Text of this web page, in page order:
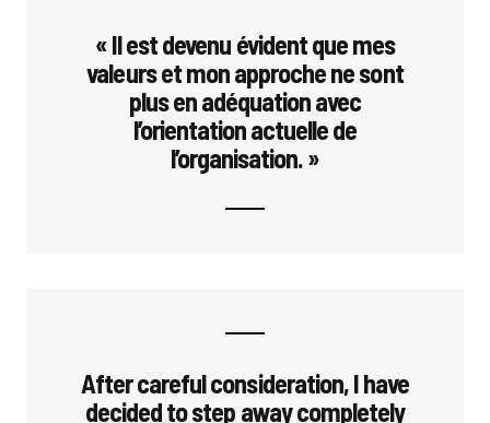
« Il est devenu évident que mes
valeurs et mon approche ne sont
plus en adéquation avec
l’orientation actuelle de
l’organisation. »
After careful consideration, I have
decided to step away completely